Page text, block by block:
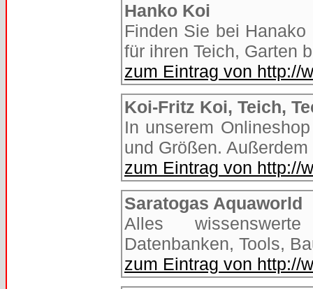
Hanko Koi
Finden Sie bei
für ihren Teich, Garten
zum Eintrag von http://
Koi-Fritz Koi, Teich,
In unserem
und Größen.
zum Eintrag von http://
Saratogas Aquaworld
Alles
Datenbanken, Tools,
zum Eintrag von http://